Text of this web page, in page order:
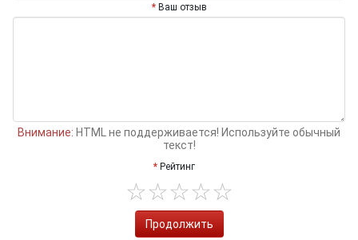
Ваш отзыв
Внимание: HTML не поддерживается! Используйте обычный
текст!
Рейтинг
Продолжить